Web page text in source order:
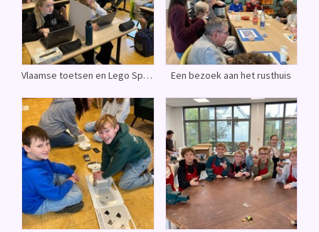
Vlaamse toetsen en Lego Spike Een bezoek aan het rusthuis